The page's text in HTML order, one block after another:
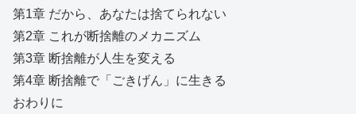
第1章 だから、あなたは捨てられない
第2章 これが断捨離のメカニズム
第3章 断捨離が人生を変える
第4章 断捨離で「ごきげん」に生きる
おわりに